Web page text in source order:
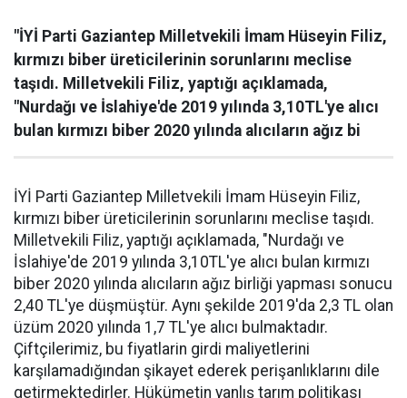
"İYİ Parti Gaziantep Milletvekili İmam Hüseyin Filiz,
kırmızı biber üreticilerinin sorunlarını meclise
taşıdı. Milletvekili Filiz, yaptığı açıklamada,
"Nurdağı ve İslahiye'de 2019 yılında 3,10TL'ye alıcı
bulan kırmızı biber 2020 yılında alıcıların ağız bi
İYİ Parti Gaziantep Milletvekili İmam Hüseyin Filiz,
kırmızı biber üreticilerinin sorunlarını meclise taşıdı.
Milletvekili Filiz, yaptığı açıklamada, "Nurdağı ve
İslahiye'de 2019 yılında 3,10TL'ye alıcı bulan kırmızı
biber 2020 yılında alıcıların ağız birliği yapması sonucu
2,40 TL'ye düşmüştür. Aynı şekilde 2019'da 2,3 TL olan
üzüm 2020 yılında 1,7 TL'ye alıcı bulmaktadır.
Çiftçilerimiz, bu fiyatlarin girdi maliyetlerini
karşılamadığından şikayet ederek perişanlıklarını dile
getirmektedirler. Hükümetin yanlış tarım politikası